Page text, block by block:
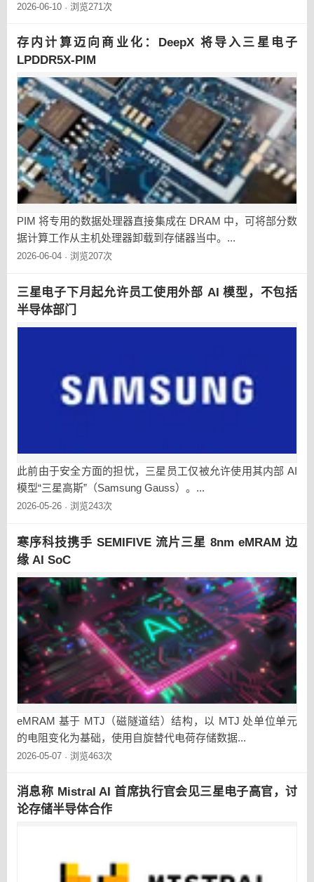
2026-06-10 · 浏览271次
存内计算迈向商业化：DeepX 将导入三星电子
LPDDR5X-PIM
PIM 将专用的数据处理器直接集成在 DRAM 中，可将部分数
据计算工作从主机处理器卸载到存储器当中。...
2026-06-04 · 浏览207次
三星电子下月起允许员工使用外部 AI 模型，不包括
半导体部门
此前由于安全方面的担忧，三星员工仅被允许使用其内部 AI
模型“三星高斯”（Samsung Gauss）。...
2026-05-26 · 浏览243次
寒序科技携手 SEMIFIVE 流片三星 8nm eMRAM 边
缘 AI SoC
eMRAM 基于 MTJ（磁隧道结）结构，以 MTJ 处单位单元
的电阻变化为基础，使用自旋替代电荷存储数据...
2026-05-07 · 浏览463次
消息称 Mistral AI 首席执行官会见三星电子高官，讨
论存储半导体合作